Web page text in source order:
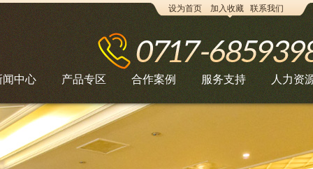
设为首页 加入收藏 联系我们
闻中心 产品专区 合作案例 服务支持 人力资